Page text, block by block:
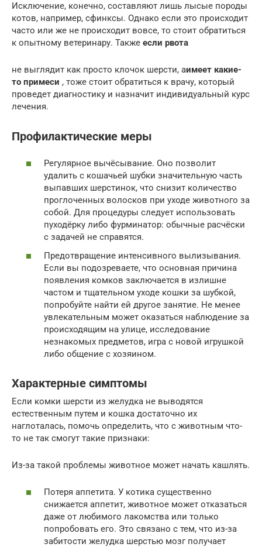
Исключение, конечно, составляют лишь лысые породы
котов, например, сфинксы. Однако если это происходит
часто или же не происходит вовсе, то стоит обратиться
к опытному ветеринару. Также если рвота
не выглядит как просто клочок шерсти, аимеет какие-
то примеси , тоже стоит обратиться к врачу, который
проведет диагностику и назначит индивидуальный курс
лечения.
Профилактические меры
Регулярное вычёсывание. Оно позволит
удалить с кошачьей шубки значительную часть
выпавших шерстинок, что снизит количество
проглоченных волосков при уходе животного за
собой. Для процедуры следует использовать
пуходёрку либо фурминатор: обычные расчёски
с задачей не справятся.
Предотвращение интенсивного вылизывания.
Если вы подозреваете, что основная причина
появления комков заключается в излишне
частом и тщательном уходе кошки за шубкой,
попробуйте найти ей другое занятие. Не менее
увлекательным может оказаться наблюдение за
происходящим на улице, исследование
незнакомых предметов, игра с новой игрушкой
либо общение с хозяином.
Характерные симптомы
Если комки шерсти из желудка не выводятся
естественным путем и кошка достаточно их
наглоталась, помочь определить, что с животным что-
то не так смогут такие признаки:
Из-за такой проблемы животное может начать кашлять.
Потеря аппетита. У котика существенно
снижается аппетит, животное может отказаться
даже от любимого лакомства или только
попробовать его. Это связано с тем, что из-за
забитости желудка шерстью мозг получает